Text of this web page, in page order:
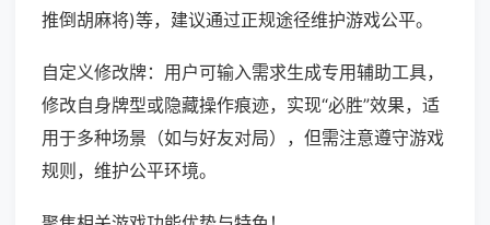
推倒胡麻将)等，建议通过正规途径维护游戏公平。
自定义修改牌：用户可输入需求生成专用辅助工具，
修改自身牌型或隐藏操作痕迹，实现“必胜”效果，适
用于多种场景（如与好友对局），但需注意遵守游戏
规则，维护公平环境。